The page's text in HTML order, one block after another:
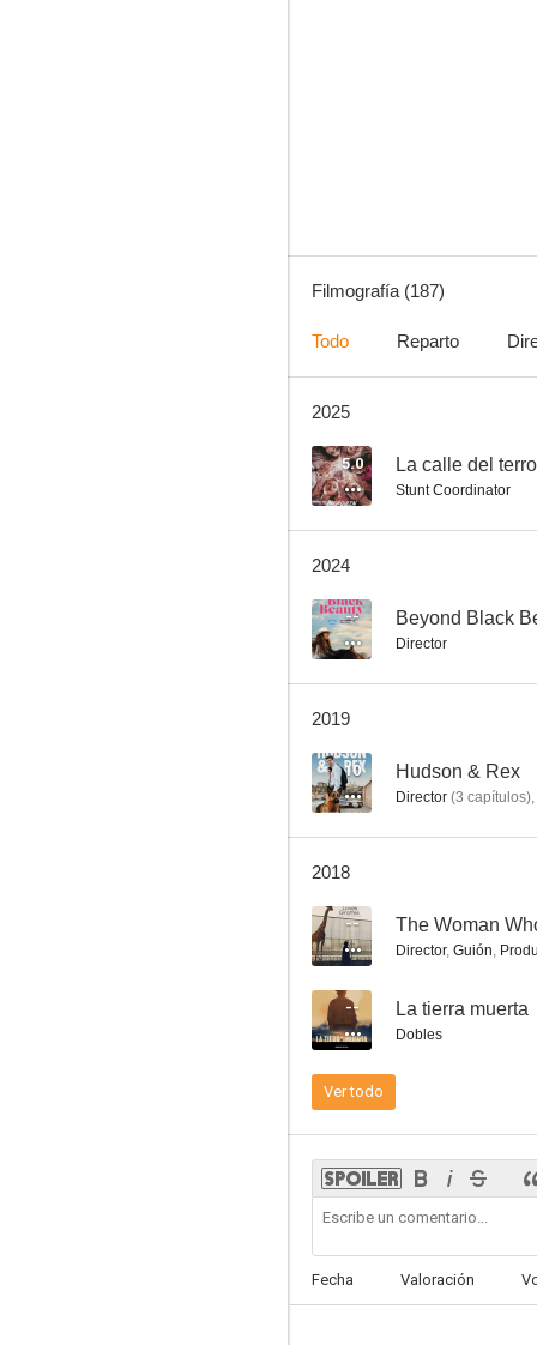
En la boca del miedo
7.2
7.0
6.9
Filmografía (187)
Todo Reparto
2025
5.0 La calle del
Stunt Coordinator
2024
-- Beyond Black
Director
2019
10 Hudson & Rex
Director (3 capítulos),
2018
-- The Woman
Director, Guión,
-- La tierra muerta
Dobles
Ver todo
Fecha Valoración